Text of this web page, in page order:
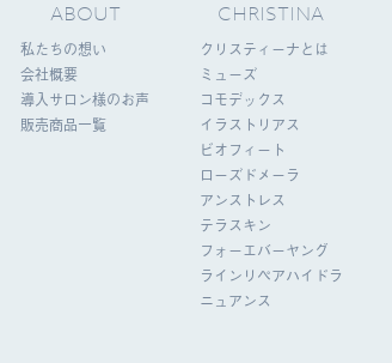
ABOUT
私たちの想い
会社概要
導入サロン様のお声
販売商品一覧
CHRISTINA
クリスティーナとは
ミューズ
コモデックス
イラストリアス
ビオフィート
ローズドメーラ
アンストレス
テラスキン
フォーエバーヤング
ラインリペアハイドラ
ニュアンス